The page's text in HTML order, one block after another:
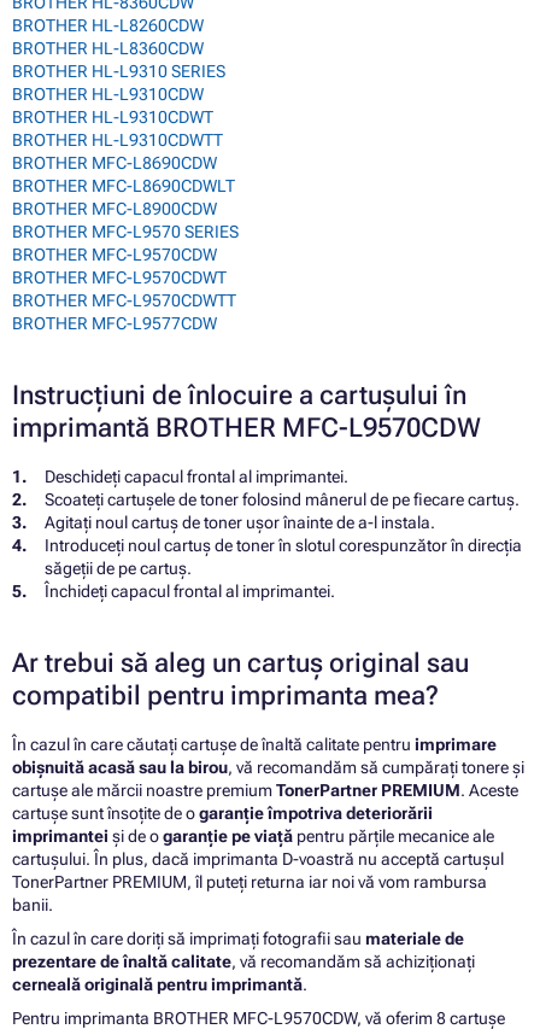
BROTHER HL-L8260CDW
BROTHER HL-L8360CDW
BROTHER HL-L9310 SERIES
BROTHER HL-L9310CDW
BROTHER HL-L9310CDWT
BROTHER HL-L9310CDWTT
BROTHER MFC-L8690CDW
BROTHER MFC-L8690CDWLT
BROTHER MFC-L8900CDW
BROTHER MFC-L9570 SERIES
BROTHER MFC-L9570CDW
BROTHER MFC-L9570CDWT
BROTHER MFC-L9570CDWTT
BROTHER MFC-L9577CDW
Instrucțiuni de înlocuire a cartușului în
imprimantă BROTHER MFC-L9570CDW
Deschideți capacul frontal al imprimantei.
Scoateți cartușele de toner folosind mânerul de pe fiecare cartuș.
Agitați noul cartuș de toner ușor înainte de a-l instala.
Introduceți noul cartuș de toner în slotul corespunzător în direcția
săgeții de pe cartuș.
Închideți capacul frontal al imprimantei.
Ar trebui să aleg un cartuș original sau
compatibil pentru imprimanta mea?
În cazul în care căutați cartușe de înaltă calitate pentru imprimare
obișnuită acasă sau la birou, vă recomandăm să cumpărați tonere și
cartușe ale mărcii noastre premiumTonerPartner PREMIUM. Aceste
cartușe sunt însoțite de ogaranție împotriva deteriorării
imprimantei și de ogaranție pe viață pentru părțile mecanice ale
cartușului. În plus, dacă imprimanta D-voastră nu acceptă cartușul
TonerPartner PREMIUM, îl puteți returna iar noi vă vom rambursa
banii.
În cazul în care doriți să imprimați fotografii sau materiale de
prezentare de înaltă calitate, vă recomandăm să achiziționați
cerneală originală pentru imprimantă.
Pentru imprimanta BROTHER MFC-L9570CDW, vă oferim 8 cartușe